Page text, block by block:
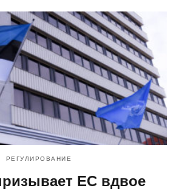
РЕГУЛИРОВАНИЕ
ЕС вдвое